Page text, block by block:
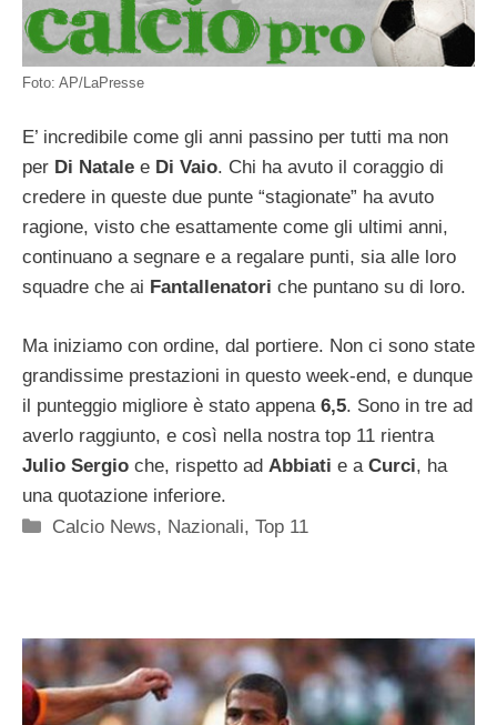
Foto: AP/LaPresse
E’ incredibile come gli anni passino per tutti ma non
per Di Natale e Di Vaio. Chi ha avuto il coraggio di
credere in queste due punte “stagionate” ha avuto
ragione, visto che esattamente come gli ultimi anni,
continuano a segnare e a regalare punti, sia alle loro
squadre che ai Fantallenatori che puntano su di loro.
Ma iniziamo con ordine, dal portiere. Non ci sono state
grandissime prestazioni in questo week-end, e dunque
il punteggio migliore è stato appena 6,5. Sono in tre ad
averlo raggiunto, e così nella nostra top 11 rientra
Julio Sergio che, rispetto ad Abbiati e a Curci, ha
una quotazione inferiore.
Categorie
Calcio News, Nazionali,Top 11